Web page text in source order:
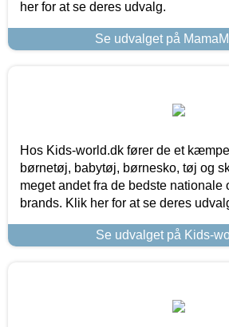
her for at se deres udvalg.
Se udvalget på
Hos Kids-world.dk fører de et
børnetøj, babytøj, børnesko, tøj og
meget andet fra de bedste nationale
brands. Klik her for at se deres
Se udvalget på Kids-